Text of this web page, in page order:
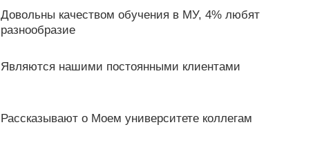
Довольны качеством обучения в МУ, 4% любят
разнообразие
Являются нашими постоянными клиентами
Рассказывают о Моем университете коллегам